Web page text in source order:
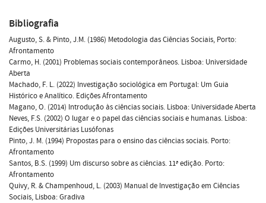
Bibliografia
Augusto, S. & Pinto, J.M. (1986) Metodologia das Ciências Sociais, Porto:
Afrontamento
Carmo, H. (2001) Problemas sociais contemporâneos. Lisboa: Universidade
Aberta
Machado, F. L. (2022) Investigação sociológica em Portugal: Um Guia
Histórico e Analítico. Edições Afrontamento
Magano, O. (2014) Introdução às ciências sociais. Lisboa: Universidade Aberta
Neves, F.S. (2002) O lugar e o papel das ciências sociais e humanas. Lisboa:
Edições Universitárias Lusófonas
Pinto, J. M. (1994) Propostas para o ensino das ciências sociais. Porto:
Afrontamento
Santos, B.S. (1999) Um discurso sobre as ciências. 11ª edição. Porto:
Afrontamento
Quivy, R. & Champenhoud, L. (2003) Manual de Investigação em Ciências
Sociais, Lisboa: Gradiva